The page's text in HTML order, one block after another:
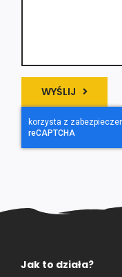
WYŚLIJ
Jak to działa?